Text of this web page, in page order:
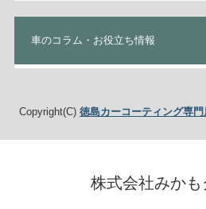
車のコラム・お役立ち情報
Copyright(C) 徳島カーコーティング専
株式会社みか